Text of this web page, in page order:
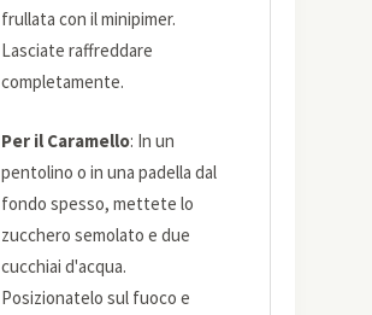
frullata con il minipimer.
Lasciate raffreddare
completamente.
Per il Caramello: In un
pentolino o in una padella dal
fondo spesso, mettete lo
zucchero semolato e due
cucchiai d'acqua.
Posizionatelo sul fuoco e